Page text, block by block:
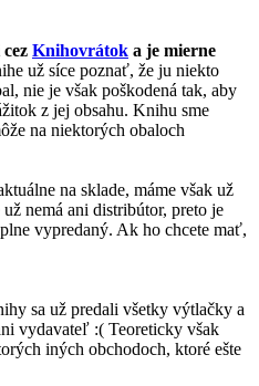
Knihovrátok a je mierne
už síce poznať, že ju niekto
nie je však poškodená tak, aby
z jej obsahu. Knihu sme
na niektorých obaloch
na sklade, máme však už
nemá ani distribútor, preto je
vypredaný. Ak ho chcete mať,
sa už predali všetky výtlačky a
vydavateľ :( Teoreticky však
iných obchodoch, ktoré ešte